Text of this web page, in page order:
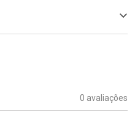
0 avaliações